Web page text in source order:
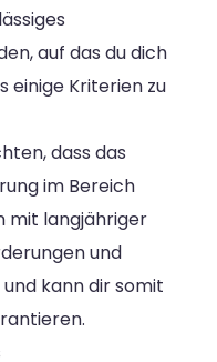
auf das du dich
einige Kriterien zu
dass das
im Bereich
mit langjähriger
und
kann dir somit